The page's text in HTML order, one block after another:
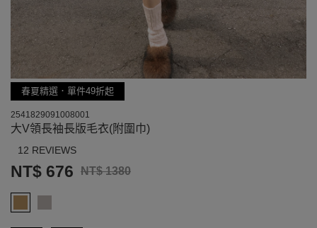
春夏精選．單件49折起
2541829091008001
大V領長袖長版毛衣(附圍巾)
12 REVIEWS
NT$ 676 NT$ 1380